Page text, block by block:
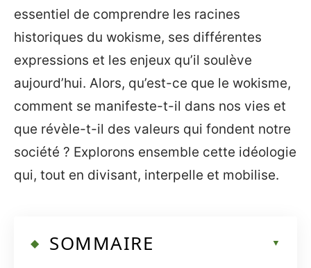
essentiel de comprendre les racines
historiques du wokisme, ses différentes
expressions et les enjeux qu’il soulève
aujourd’hui. Alors, qu’est-ce que le wokisme,
comment se manifeste-t-il dans nos vies et
que révèle-t-il des valeurs qui fondent notre
société ? Explorons ensemble cette idéologie
qui, tout en divisant, interpelle et mobilise.
SOMMAIRE